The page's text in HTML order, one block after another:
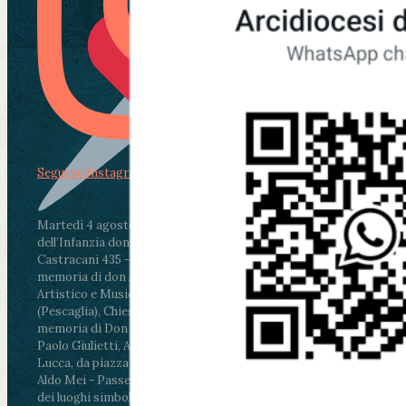
Martedì 4 agosto2026
ore 11:30 - Lucca, Scuola
dell’Infanzia don Aldo Mei - Viale Castruccio
Castracani 435 - Inaugurazione murales in
memoria di don Aldo Mei curato dal Liceo
Artistico e Musicale “Passaglia”
ore 18 - Fiano
(Pescaglia), Chiesa parrocchiale - Messa in
memoria di Don Aldo Mei celebrata da mons.
Paolo Giulietti, Arcivescovo di Lucca
ore 20.30 -
Lucca, da piazza San Michele al Cippo di don
Aldo Mei - Passeggiata della Memoria in alcuni
dei luoghi simbolo della città. Ritrovo alle ore
Segui su Instagram